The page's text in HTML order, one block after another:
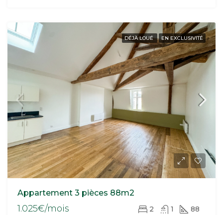
DÉJÀ LOUÉ EN EXCLUSIVITÉ
Appartement 3 pièces 88m2
1.025€/mois 2 1 88